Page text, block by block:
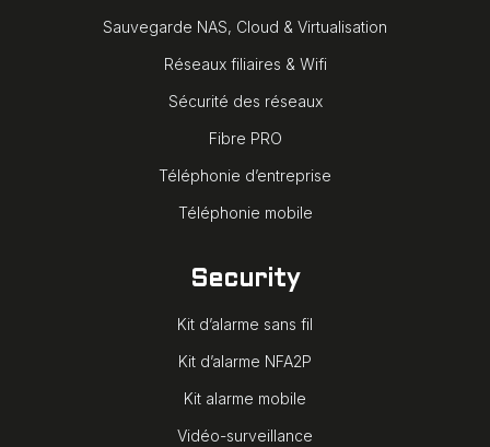
Sauvegarde NAS, Cloud & Virtualisation
Réseaux filiaires & Wifi
Sécurité des réseaux
Fibre PRO
Téléphonie d’entreprise
Téléphonie mobile
Security
Kit d’alarme sans fil
Kit d’alarme NFA2P
Kit alarme mobile
Vidéo-surveillance